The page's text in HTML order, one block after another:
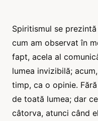
Spiritismul se
cum am observat în
fapt, acela al
lumea invizibilă;
timp, ca o opinie.
de toată lumea; dar
câtorva, atunci când